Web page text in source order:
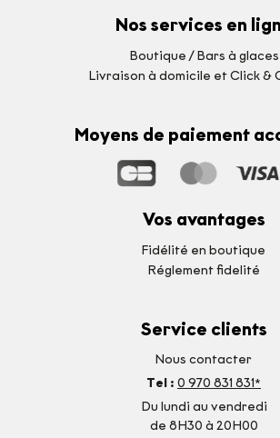
Nos services en
Boutique / Bars à glaces
Livraison à domicile et Click &
Moyens de paiement
Vos avantages
Fidélité en boutique
Réglement fidelité
Service clients
Nous contacter
Tel : 0 970 831 831*
Du lundi au vendredi
de 8H30 à 20H00